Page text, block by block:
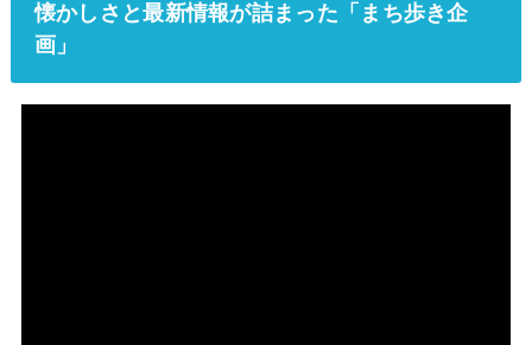
懐かしさと最新情報が詰まった「まち歩き企
画」